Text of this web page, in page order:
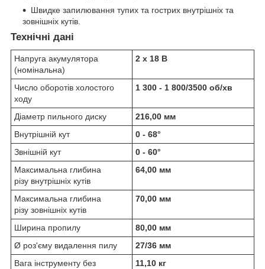
Швидке запилювання тупих та гострих внутрішніх та
зовнішніх кутів.
Технічні дані
Напруга акумулятора
(номінальна)
2 x 18 В
Число оборотів холостого
ходу
1 300 - 1 800/3500 об/хв
Діаметр пильного диску
216,00 мм
Внутрішній кут
0 - 68°
Звнішній кут
0 - 60°
Максимальна глибина
різу внутрішніх кутів
64,00 мм
Максимальна глибина
різу зовнішніх кутів
70,00 мм
Ширина пропилу
80,00 мм
Ø роз'єму видалення пилу
27/36 мм
Вага інструменту без
11,10 кг